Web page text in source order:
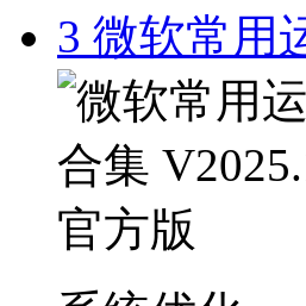
3 微软常用